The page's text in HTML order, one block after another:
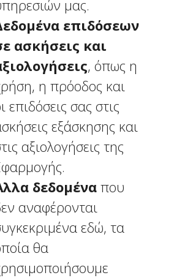
μας.
επιδόσεων
ασκήσεις και
, όπως η
η πρόοδος και
επιδόσεις σας στις
εξάσκησης και
αξιολογήσεις της
δεδομέναπου
αναφέρονται
εδώ, τα
θα